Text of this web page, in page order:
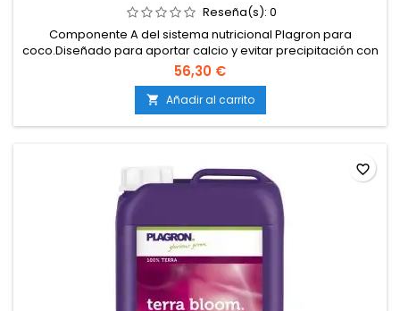
Reseña(s): 0
Componente A del sistema nutricional Plagron para
coco.Diseñado para aportar calcio y evitar precipitación con
la parte B.Compatible con uso en sustratos de coco
amortiguados.Totalmente soluble, adecuado para sistemas
de riego manual y automatizado.Funciona en conjunto con
Cocos B para cubrir todas las etapas del cultivo.
56,30 €
 Añadir al carrito
favorite_border